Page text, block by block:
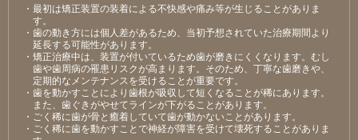
・最初は矯正装置の装着による不快感や痛み等が生じることがありま
す。
・歯の動き方には個人差があるため、当初予想されていた治療期間より
延長する可能性があります。
・矯正治療中は、装置が付いているため歯が磨きにくくなります。むし
歯や歯周病の罹患リスクが高まります。そのため、丁寧な歯磨きや、
定期的なメンテナンスを受けることが重要です。
・歯を動かすことにより歯根が吸収して短くなることが稀にあります。
また、歯ぐきがやせてラインが下がることがあります。
・ごく稀に歯が骨と癒着していて歯が動かないことがあります。
・ごく稀に歯を動かすことで神経が障害を受けて壊死することがありま